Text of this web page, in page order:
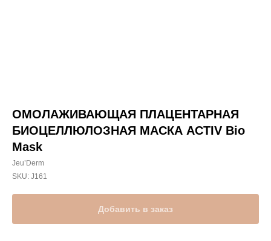
ОМОЛАЖИВАЮЩАЯ ПЛАЦЕНТАРНАЯ
БИОЦЕЛЛЮЛОЗНАЯ МАСКА ACTIV Bio
Mask
Jeu’Derm
SKU: J161
Добавить в заказ